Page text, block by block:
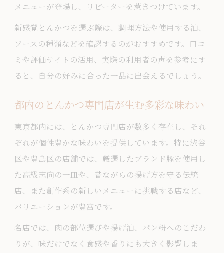
メニューが登場し、リピーターを惹きつけています。
新感覚とんかつを選ぶ際は、調理方法や使用する油、
ソースの種類などを確認するのがおすすめです。口コ
ミや評価サイトの活用、実際の利用者の声を参考にす
ると、自分の好みに合った一品に出会えるでしょう。
都内のとんかつ専門店が生む多彩な味わい
東京都内には、とんかつ専門店が数多く存在し、それ
ぞれが個性豊かな味わいを提供しています。特に渋谷
区や豊島区の店舗では、厳選したブランド豚を使用し
た高級志向の一皿や、昔ながらの揚げ方を守る伝統
店、また創作系の新しいメニューに挑戦する店など、
バリエーションが豊富です。
名店では、肉の部位選びや揚げ油、パン粉へのこだわ
りが、味だけでなく食感や香りにも大きく影響しま